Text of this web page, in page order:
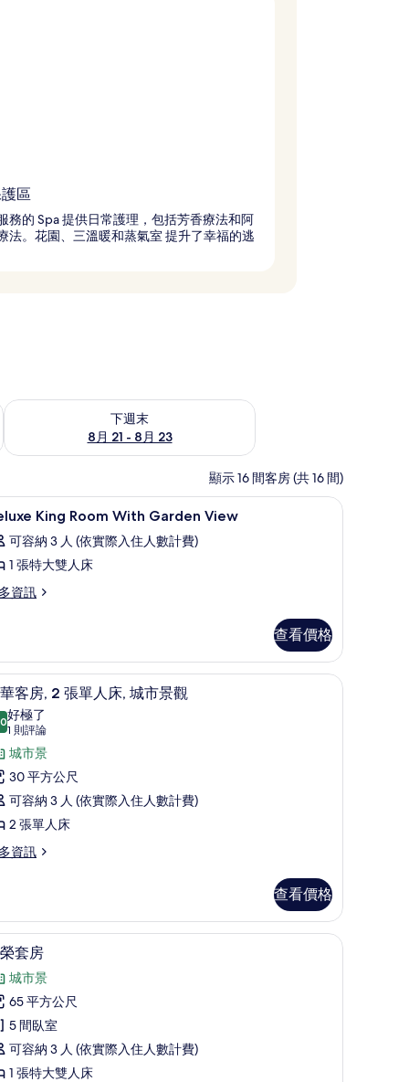
區
務的 Spa 提供日常護理，包括芳香療法和阿
法。花園、三溫暖和蒸氣室 提升了幸福的逃
下週末
8月 21 - 8月 23
查看下週末 (8月 21 - 8月 23) 的供應情況
顯示 16 間客房 (共 16 間)
高級寢具、迷你吧、客房內保險箱、書桌
3 King Room With Garden View
可容納 3 人 (依實際入住人數計費)
1 張特大雙人床
資訊
查看價格
費電影 高級寢具、迷你吧、客房內保險箱、書桌
5 客房, 2 張單人床, 城市景觀
分，滿分 10 分
好極了
1 則評論
(1
則
評
論)
城市景
30 平方公尺
可容納 3 人 (依實際入住人數計費)
2 張單人床
資訊
查看價格
高級寢具、迷你吧、客房內保險箱、書桌
7 套房
城市景
65 平方公尺
5 間臥室
可容納 3 人 (依實際入住人數計費)
1 張特大雙人床